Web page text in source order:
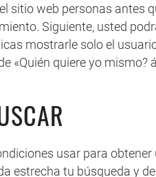
sitio web personas antes
Siguiente, usted
mostrarle solo el
«Quién quiere yo mismo?
usar para
estrecha tu búsqueda y